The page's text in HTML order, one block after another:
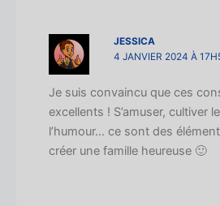
JESSICA
4 JANVIER 2024 À
Je suis convaincu que ces
excellents ! S’amuser, cultiver
l’humour… ce sont des
créer une famille heureuse 🙂